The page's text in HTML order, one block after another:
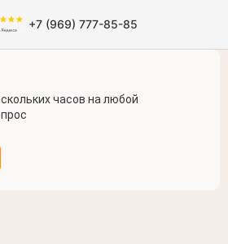
+7 (969) 777-85-85
часов на любой